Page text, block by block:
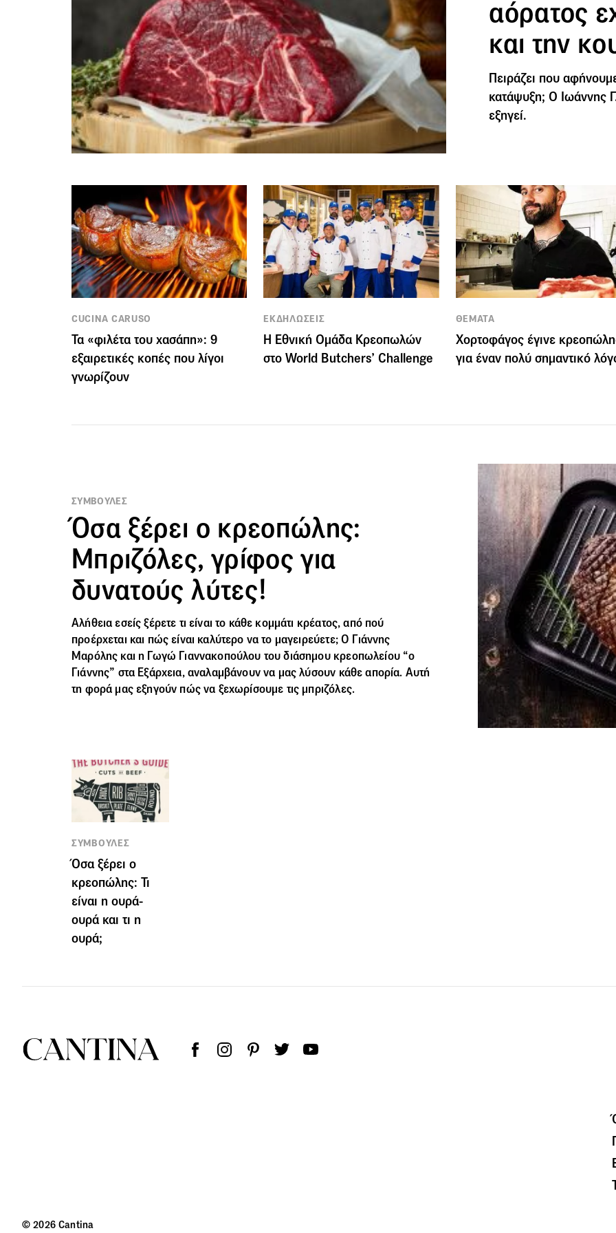
αόρατος
και την
Πειράζει που
κατάψυξη; Ο Ιωάννης
εξηγεί.
CUCINA CARUSO
Τα «φιλέτα του χασάπη»: 9
εξαιρετικές κοπές που λίγοι
γνωρίζουν
ΕΚΔΗΛΩΣΕΙΣ
Η Εθνική Ομάδα Κρεοπωλών
στο World Butchers’ Challenge
ΘΕΜΑΤΑ
Χορτοφάγος έγινε
για έναν πολύ σημαντικό
ΣΥΜΒΟΥΛΕΣ
Όσα ξέρει ο κρεοπώλης:
Μπριζόλες, γρίφος για
δυνατούς λύτες!
Αλήθεια εσείς ξέρετε τι είναι το κάθε κομμάτι κρέατος, από πού
προέρχεται και πώς είναι καλύτερο να το μαγειρεύετε; Ο Γιάννης
Μαρόλης και η Γωγώ Γιαννακοπούλου του διάσημου κρεοπωλείου “ο
Γιάννης” στα Εξάρχεια, αναλαμβάνουν να μας λύσουν κάθε απορία. Αυτή
τη φορά μας εξηγούν πώς να ξεχωρίσουμε τις μπριζόλες.
ΣΥΜΒΟΥΛΕΣ
Όσα ξέρει ο
κρεοπώλης: Τι
είναι η ουρά-
ουρά και τι η
ουρά;
© 2026 Cantina